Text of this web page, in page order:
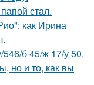
стал.
как Ирина
б 45/ж 17/у 50.
но и то, как вы